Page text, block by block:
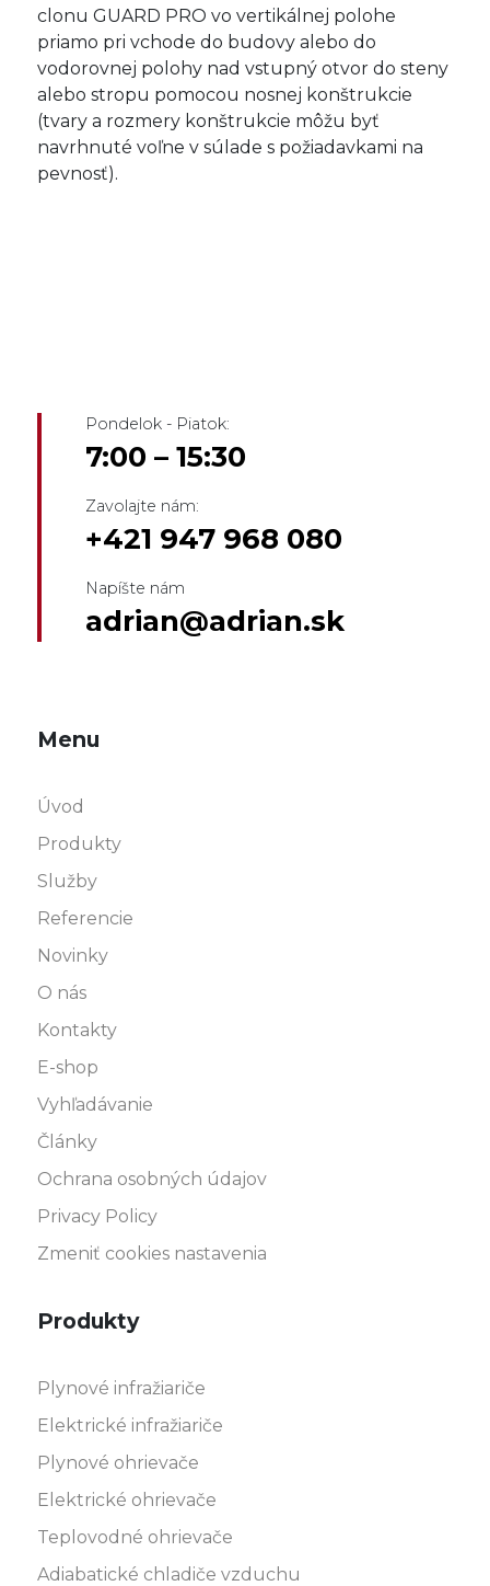
clonu GUARD PRO vo vertikálnej polohe
priamo pri vchode do budovy alebo do
vodorovnej polohy nad vstupný otvor do steny
alebo stropu pomocou nosnej konštrukcie
(tvary a rozmery konštrukcie môžu byť
navrhnuté voľne v súlade s požiadavkami na
pevnosť).
Pondelok - Piatok:
7:00 – 15:30
Zavolajte nám:
+421 947 968 080
Napíšte nám
adrian@adrian.sk
Menu
Úvod
Produkty
Služby
Referencie
Novinky
O nás
Kontakty
E-shop
Vyhľadávanie
Články
Ochrana osobných údajov
Privacy Policy
Zmeniť cookies nastavenia
Produkty
Plynové infražiariče
Elektrické infražiariče
Plynové ohrievače
Elektrické ohrievače
Teplovodné ohrievače
Adiabatické chladiče vzduchu